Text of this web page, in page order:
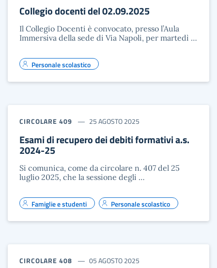
Collegio docenti del 02.09.2025
Il Collegio Docenti è convocato, presso l’Aula
Immersiva della sede di Via Napoli, per martedì …
Personale scolastico
CIRCOLARE 409 25 AGOSTO 2025
Esami di recupero dei debiti formativi a.s.
2024-25
Si comunica, come da circolare n. 407 del 25
luglio 2025, che la sessione degli …
Famiglie e studenti Personale scolastico
CIRCOLARE 408 05 AGOSTO 2025